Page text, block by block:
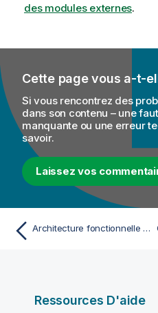
des modules externes.
Cette page vous a-t-
Si vous rencontrez des
dans son contenu – une
manquante ou une erreur
savoir.
Laissez vos
Architecture fonctionnelle de Talend ESB
Ressources D'aide